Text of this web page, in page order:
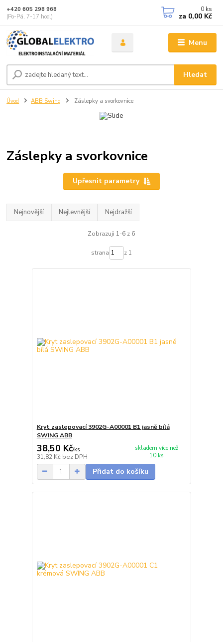
Menu
Hledat
+420 605 298 968
(Po-Pá, 7-17 hod.)
0 ks
za 0,00 Kč
Úvod ABB Swing Záslepky a svorkovnice
Záslepky a svorkovnice
Upřesnit parametry
Nejnovější Nejlevnější Nejdražší
Zobrazuji 1-6 z 6
strana z 1
Kryt zaslepovací 3902G-A00001 B1 jasně bílá
SWING ABB
38,50 Kč/ks
31,82 Kč bez DPH
skladem více než
10 ks
Přidat do košíku